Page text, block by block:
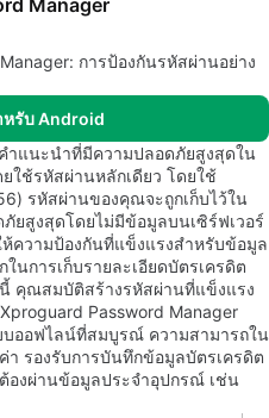
Manager
การป้องกันรหัสผ่านอย่าง
รับ Android
ำแนะนำที่มีความปลอดภัยสูงสุดใน
ใช้รหัสผ่านหลักเดียว โดยใช้
รหัสผ่านของคุณจะถูกเก็บไว้ใน
ยสูงสุดโดยไม่มีข้อมูลบนเซิร์ฟเวอร์
ความป้องกันที่แข็งแรงสำหรับข้อมูล
นการเก็บรายละเอียดบัตรเครดิต
คุณสมบัติสร้างรหัสผ่านที่แข็งแรง
Password Manager
บออฟไลน์ที่สมบูรณ์ ความสามารถใน
รองรับการบันทึกข้อมูลบัตรเครดิต
องผ่านข้อมูลประจำอุปกรณ์ เช่น